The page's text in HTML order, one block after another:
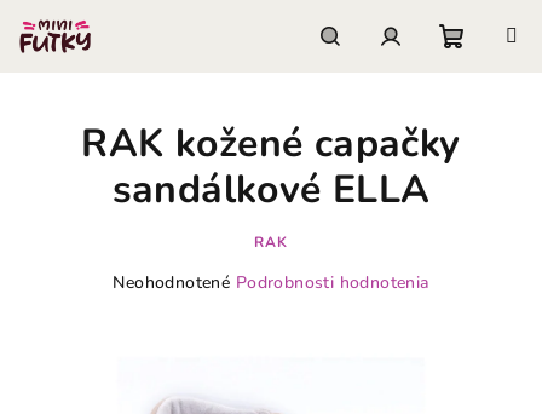
obsah
košík
RAK kožené capačky
sandálkové ELLA
RAK
Priemerné
Neohodnotené Podrobnosti hodnotenia